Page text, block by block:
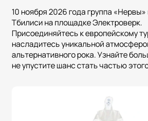
10 ноября 2026 года группа «Нервы»
Тбилиси на площадке Электроверк.
Присоединяйтесь к европейскому
насладитесь уникальной
альтернативного рока. Узнайте
не упустите шанс стать частью